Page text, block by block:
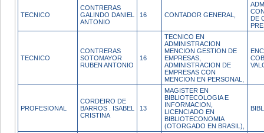
TECNICO
CONTRERAS
GALINDO DANIEL
ANTONIO
16 CONTADOR GENERAL,
DE
TECNICO
CONTRERAS
SOTOMAYOR
RUBEN ANTONIO
16
TECNICO EN
ADMINISTRACION
MENCION GESTION DE
EMPRESAS,
ADMINISTRACION DE
EMPRESAS CON
MENCION EN PERSONAL,
PROFESIONAL
CORDEIRO DE
BARROS . ISABEL
CRISTINA
13
MAGISTER EN
BIBLIOTECOLOGIA E
INFORMACION,
LICENCIADO EN
BIBLIOTECONOMIA
(OTORGADO EN BRASIL),